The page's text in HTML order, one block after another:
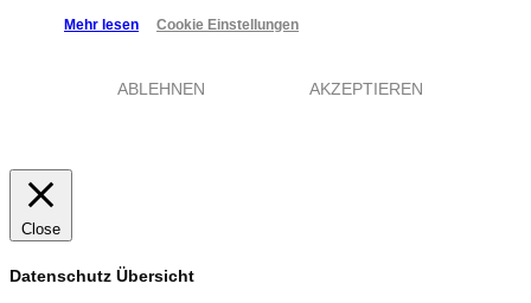
Mehr lesen Cookie Einstellungen
ABLEHNEN AKZEPTIEREN
Close
Datenschutz Übersicht